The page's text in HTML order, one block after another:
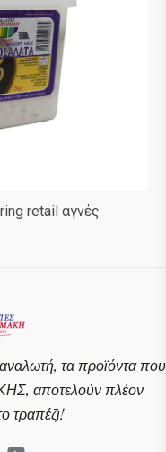
retail αγνές
τα προϊόντα που
αποτελούν πλέον
τραπέζι!